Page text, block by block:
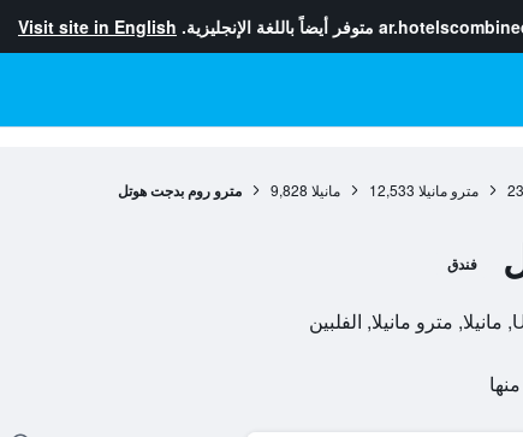
متوفر أيضاً باللغة الإنجليزية. Visit site in English
مترو مانيلا 12,533 مانيلا 9,828 مترو روم بدجت هوتل
فندق